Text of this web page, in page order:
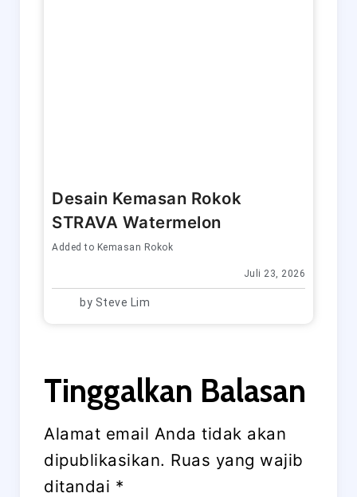
Desain Kemasan Rokok
STRAVA Watermelon
Added to Kemasan Rokok
Juli 23, 2026
by Steve Lim
Tinggalkan Balasan
Alamat email Anda tidak akan
dipublikasikan. Ruas yang wajib
ditandai *